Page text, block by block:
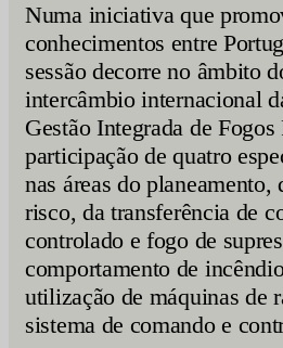
Numa iniciativa que
conhecimentos entre
sessão decorre no âmbito
intercâmbio internacional
Gestão Integrada de
participação de quatro
nas áreas do planeamento,
risco, da transferência de
controlado e fogo de
comportamento de
utilização de máquinas de
sistema de comando e